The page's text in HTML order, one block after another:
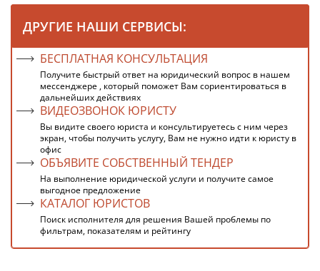
ДРУГИЕ НАШИ СЕРВИСЫ:
БЕСПЛАТНАЯ КОНСУЛЬТАЦИЯ
Получите быстрый ответ на юридический вопрос в нашем
мессенджере , который поможет Вам сориентироваться в
дальнейших действиях
ВИДЕОЗВОНОК ЮРИСТУ
Вы видите своего юриста и консультируетесь с ним через
экран, чтобы получить услугу, Вам не нужно идти к юристу в
офис
ОБЪЯВИТЕ СОБСТВЕННЫЙ ТЕНДЕР
На выполнение юридической услуги и получите самое
выгодное предложение
КАТАЛОГ ЮРИСТОВ
Поиск исполнителя для решения Вашей проблемы по
фильтрам, показателям и рейтингу